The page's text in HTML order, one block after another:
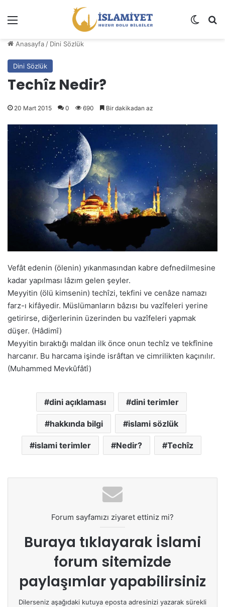
Dış
Anasayfa / Dini Sözlük
Dini Sözlük
Techîz Nedir?
20 Mart 2015 0 690 Bir dakikadan az
Vefât edenin (ölenin) yıkanmasından kabre defnedilmesine
kadar yapılması lâzım gelen şeyler.
Meyyitin (ölü kimsenin) techîzi, tekfini ve cenâze namazı
farz-ı kifâyedir. Müslümanların bâzısı bu vazîfeleri yerine
getirirse, diğerlerinin üzerinden bu vazîfeleri yapmak
düşer. (Hâdimî)
Meyyitin bıraktığı maldan ilk önce onun techîz ve tekfînine
harcanır. Bu harcama işinde isrâftan ve cimrilikten kaçınılır.
(Muhammed Mevkûfâtî)
dini açıklaması dini terimler
hakkında bilgi islami sözlük
islami terimler Nedir? Techîz
Forum sayfamızı ziyaret ettiniz mi?
Buraya tıklayarak İslami
forum sitemizde
paylaşımlar yapabilirsiniz
Dilerseniz aşağıdaki kutuya eposta adresinizi yazarak sürekli